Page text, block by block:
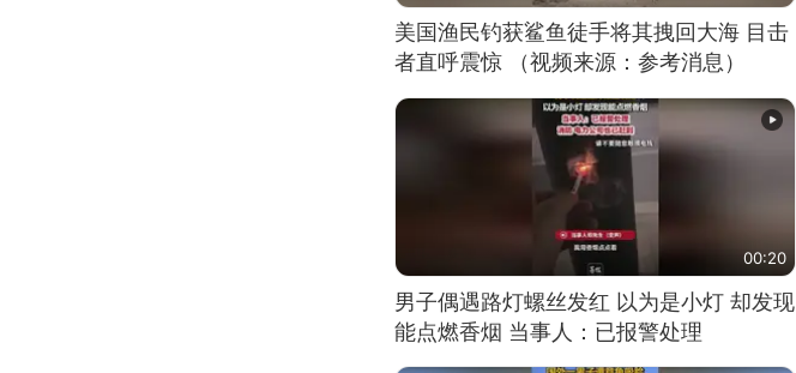
美国渔民钓获鲨鱼徒手将其拽回大海 目击
者直呼震惊 （视频来源：参考消息）
00:20
男子偶遇路灯螺丝发红 以为是小灯 却发现
能点燃香烟 当事人：已报警处理